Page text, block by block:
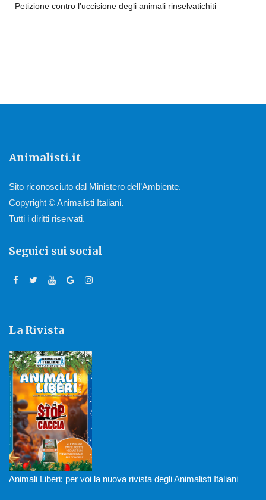
Petizione contro l’uccisione degli animali rinselvatichiti
Animalisti.it
Sito riconosciuto dal Ministero dell’Ambiente.
Copyright © Animalisti Italiani.
Tutti i diritti riservati.
Seguici sui social
La Rivista
Animali Liberi: per voi la nuova rivista degli Animalisti Italiani